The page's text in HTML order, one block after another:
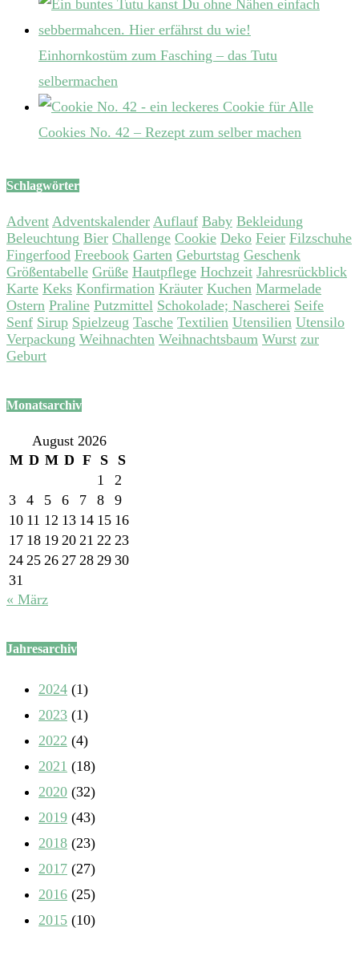
Einhornkostüm zum Fasching – das Tutu
selbermachen
Cookies No. 42 – Rezept zum selber machen
Schlagwörter
Advent Adventskalender Auflauf Baby Bekleidung
Beleuchtung Bier Challenge Cookie Deko Feier Filzschuhe
Fingerfood Freebook Garten Geburtstag Geschenk
Größentabelle Grüße Hautpflege Hochzeit Jahresrückblick
Karte Keks Konfirmation Kräuter Kuchen Marmelade
Ostern Praline Putzmittel Schokolade; Nascherei Seife
Senf Sirup Spielzeug Tasche Textilien Utensilien Utensilo
Verpackung Weihnachten Weihnachtsbaum Wurst zur
Geburt
Monatsarchiv
August 2026
M D M D F S
S
1
2
3
4 5 6 7 8
9
10 11 12 13 14 15 16
17 18 19 20 21 22 23
24 25 26 27 28 29 30
31
« März
Jahresarchiv
2024 (1)
2023 (1)
2022 (4)
2021 (18)
2020 (32)
2019 (43)
2018 (23)
2017 (27)
2016 (25)
2015 (10)